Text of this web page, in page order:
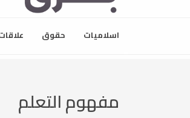
اسلاميات حقوق
مفهوم التعلم